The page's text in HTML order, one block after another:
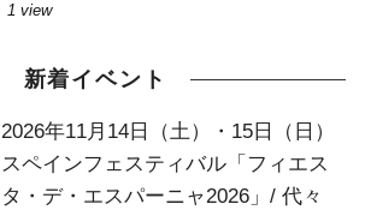
1 view
新着イベント
2026年11月14日（土）・15日（日）
スペインフェスティバル「フィエス
タ・デ・エスパーニャ2026」/ 代々